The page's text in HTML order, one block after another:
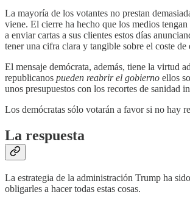
La mayoría de los votantes no prestan
viene. El cierre ha hecho que los medios
a enviar cartas a sus clientes estos días
tener una cifra clara y tangible sobre el coste
El mensaje demócrata, además, tiene la virtud
republicanos pueden reabrir el gobierno ellos
unos presupuestos con los recortes de sanidad
Los demócratas sólo votarán a favor si no hay
La respuesta
La estrategia de la administración Trump ha
obligarles a hacer todas estas cosas.